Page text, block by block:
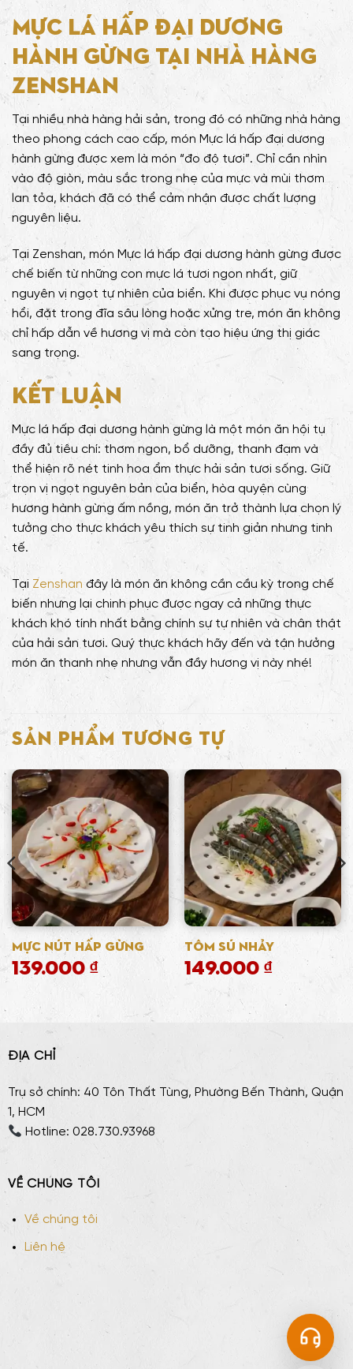
Mực lá hấp đại dương
hành gừng tại nhà hàng
Zenshan
Tại nhiều nhà hàng hải sản, trong đó có những nhà hàng
theo phong cách cao cấp, món Mực lá hấp đại dương
hành gừng được xem là món “đo độ tươi”. Chỉ cần nhìn
vào độ giòn, màu sắc trong nhẹ của mực và mùi thơm
lan tỏa, khách đã có thể cảm nhận được chất lượng
nguyên liệu.
Tại Zenshan, món Mực lá hấp đại dương hành gừng được
chế biến từ những con mực lá tươi ngon nhất, giữ
nguyên vị ngọt tự nhiên của biển. Khi được phục vụ nóng
hổi, đặt trong đĩa sâu lòng hoặc xửng tre, món ăn không
chỉ hấp dẫn về hương vị mà còn tạo hiệu ứng thị giác
sang trọng.
Kết luận
Mực lá hấp đại dương hành gừng là một món ăn hội tụ
đầy đủ tiêu chí: thơm ngon, bổ dưỡng, thanh đạm và
thể hiện rõ nét tinh hoa ẩm thực hải sản tươi sống. Giữ
trọn vị ngọt nguyên bản của biển, hòa quyện cùng
hương hành gừng ấm nồng, món ăn trở thành lựa chọn lý
tưởng cho thực khách yêu thích sự tinh giản nhưng tinh
tế.
Tại Zenshan đây là món ăn không cần cầu kỳ trong chế
biến nhưng lại chinh phục được ngay cả những thực
khách khó tính nhất bằng chính sự tự nhiên và chân thật
của hải sản tươi. Quý thực khách hãy đến và tận hưởng
món ăn thanh nhẹ nhưng vẫn đầy hương vị này nhé!
SẢN PHẨM TƯƠNG TỰ
Mực Nút Hấp Gừng
139.000₫
Tôm Sú Nhảy
149.000₫
ĐỊA CHỈ
Trụ sở chính: 40 Tôn Thất Tùng, Phường Bến Thành, Quận
1, HCM
Hotline: 028.730.93968
VỀ CHÚNG TÔI
Về chúng tôi
Liên hệ